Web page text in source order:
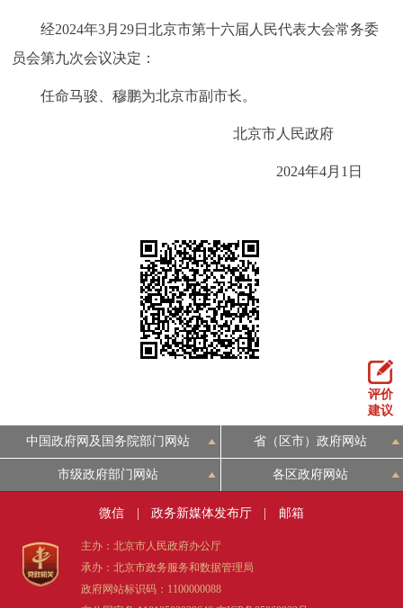
中介服务 阳光政务
政民互动
图说互动
十六区概览
图说北京
DEUTSCH FRANÇAIS РУССКИЙ ЯЗЫК
ESPAÑOL العربية PORTUGUÊS
ITALIANO
经2024年3月29日北京市第十六届人民代表大会常务委
员会第九次会议决定：
任命马骏、穆鹏为北京市副市长。
北京市人民政府
2024年4月1日
评价
建议
中国政府网及国务院部门网站 省（区市）政府网站
市级政府部门网站 各区政府网站
微信 政务新媒体发布厅 邮箱
主办：北京市人民政府办公厅
承办：北京市政务服务和数据管理局
政府网站标识码：1100000088